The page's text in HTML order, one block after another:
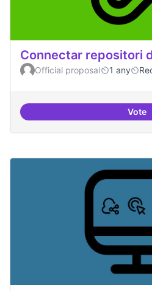
Connectar repositori
Official proposal 1 any
Vote